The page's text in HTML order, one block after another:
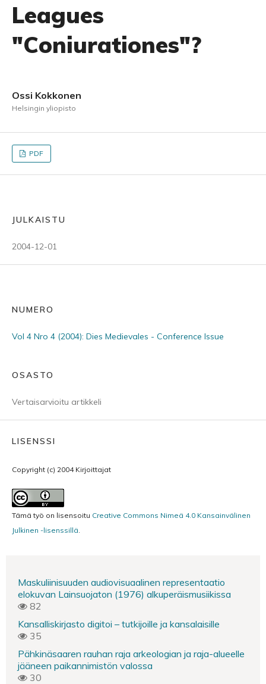
Leagues
"Coniurationes"?
Ossi Kokkonen
Helsingin yliopisto
PDF
JULKAISTU
2004-12-01
NUMERO
Vol 4 Nro 4 (2004): Dies Medievales - Conference Issue
OSASTO
Vertaisarvioitu artikkeli
LISENSSI
Copyright (c) 2004 Kirjoittajat
Tämä työ on lisensoitu Creative Commons Nimeä 4.0 Kansainvälinen
Julkinen -lisenssillä.
Maskuliinisuuden audiovisuaalinen representaatio
elokuvan Lainsuojaton (1976) alkuperäismusiikissa
82
Kansalliskirjasto digitoi – tutkijoille ja kansalaisille
35
Pähkinäsaaren rauhan raja arkeologian ja raja-alueelle
jääneen paikannimistön valossa
30